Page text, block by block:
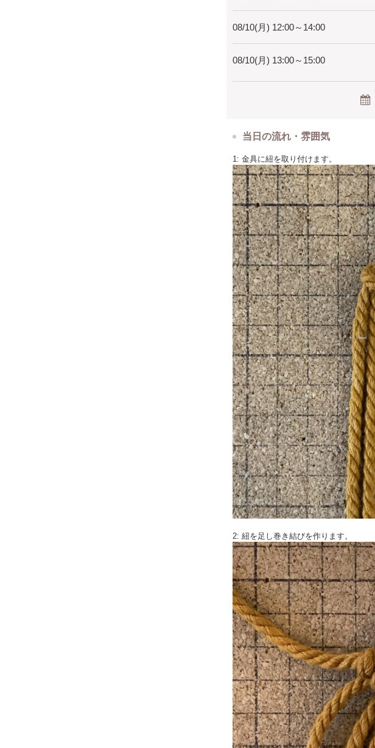
08/10(月) 12:00～14:00
08/10(月) 13:00～15:00
当日の流れ・雰囲気
1: 金具に紐を取り付けます。
2: 紐を足し巻き結びを作ります。